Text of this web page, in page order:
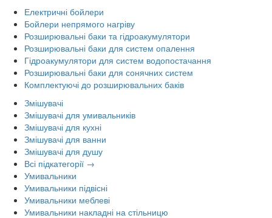
Електричні бойлери
Бойлери непрямого нагріву
Розширювальні баки та гідроакумулятори
Розширювальні баки для систем опалення
Гідроакумулятори для систем водопостачання
Розширювальні баки для сонячних систем
Комплектуючі до розширювальних баків
Змішувачі
Змішувачі для умивальників
Змішувачі для кухні
Змішувачі для ванни
Змішувачі для душу
Всі підкатегорії →
Умивальники
Умивальники підвісні
Умивальники меблеві
Умивальники накладні на стільницю